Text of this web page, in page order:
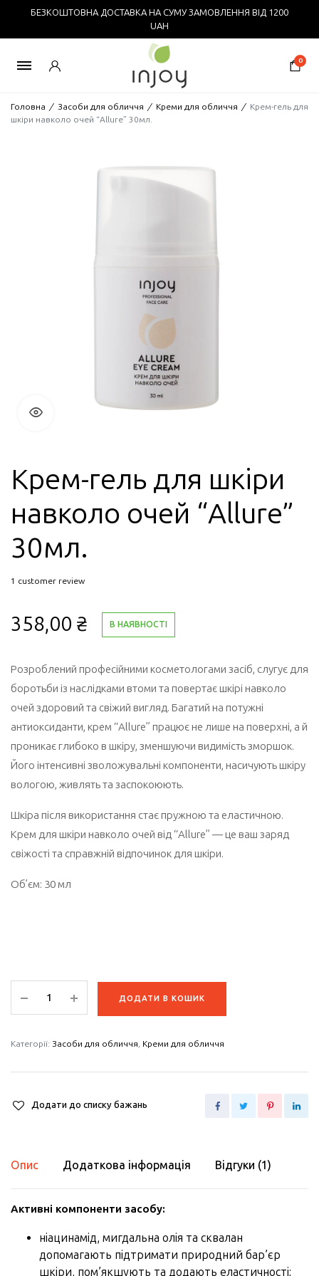
БЕЗКОШТОВНА ДОСТАВКА НА СУМУ ЗАМОВЛЕННЯ ВІД 1200
UAH
0
Головна / Засоби для обличчя / Креми для обличчя / Крем-гель для
шкіри навколо очей “Allure” 30мл.
Крем-гель для шкіри
навколо очей “Allure”
30мл.
1 customer review
358,00 ₴ В НАЯВНОСТІ
Розроблений професійними косметологами засіб, слугує для
боротьби із наслідками втоми та повертає шкірі навколо
очей здоровий та свіжий вигляд. Багатий на потужні
антиоксиданти, крем “Allure” працює не лише на поверхні, а й
проникає глибоко в шкіру, зменшуючи видимість зморшок.
Його інтенсивні зволожувальні компоненти, насичують шкіру
вологою, живлять та заспокоюють.
Шкіра після використання стає пружною та еластичною.
Крем для шкіри навколо очей від “Allure” — це ваш заряд
свіжості та справжній відпочинок для шкіри.
Об’єм: 30 мл
гель
шкіри
очей
30мл.
ДОДАТИ В КОШИК
Категорії: Засоби для обличчя, Креми для обличчя
Додати до списку бажань
Опис Додаткова інформація Відгуки (1)
Активні компоненти засобу:
ніацинамід, мигдальна олія та сквалан
допомагають підтримати природний бар’єр
шкіри, пом’якшують та додають еластичності;